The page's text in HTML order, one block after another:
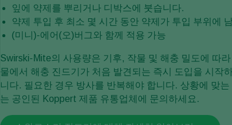
잎에 약제를 뿌리거나 디박스에 붓습니다.
약제 투입 후 최소 몇 시간 동안 약제가 투입 부위에
(미니)-에어(오)버그와 함께 적용 가능
Swirski-Mite의 사용량은 기후, 작물 및 해충 밀도에 따
물에서 해충 진드기가 처음 발견되는 즉시 도입을 시작
니다. 필요한 경우 방사를 반복해야 합니다. 상황에 맞
는 공인된 Koppert 제품 유통업체에 문의하세요.